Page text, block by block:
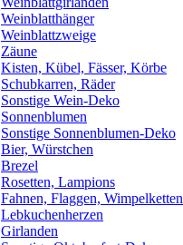
Weinblatthänger
Weinblattzweige
Zäune
Kisten, Kübel, Fässer, Körbe
Schubkarren, Räder
Sonstige Wein-Deko
Sonnenblumen
Sonstige Sonnenblumen-Deko
Bier, Würstchen
Brezel
Rosetten, Lampions
Fahnen, Flaggen, Wimpelketten
Lebkuchenherzen
Girlanden